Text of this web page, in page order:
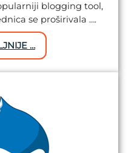
blogging tool,
se proširivala ….
…